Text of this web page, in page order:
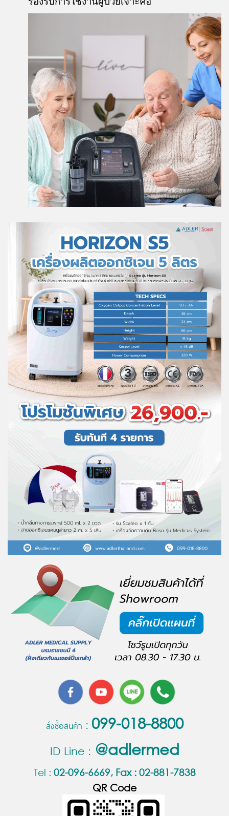
สั่งซื้อสินค้า : 099-018-8800
ID Line : @adlermed
Tel : 02-096-6669, Fax : 02-881-7838
QR Code